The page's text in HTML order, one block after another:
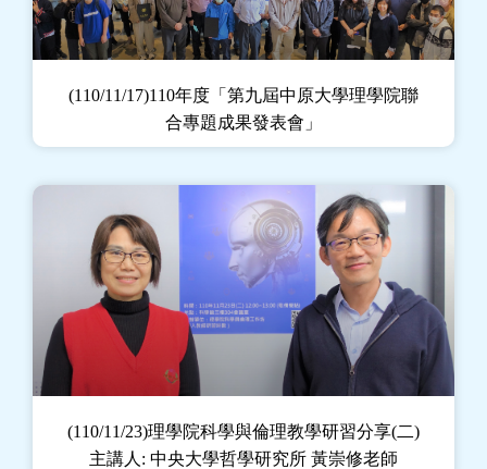
(110/11/17)110年度「第九屆中原大學理學院聯
合專題成果發表會」
(110/11/23)理學院科學與倫理教學研習分享(二)
主講人: 中央大學哲學研究所 黃崇修老師